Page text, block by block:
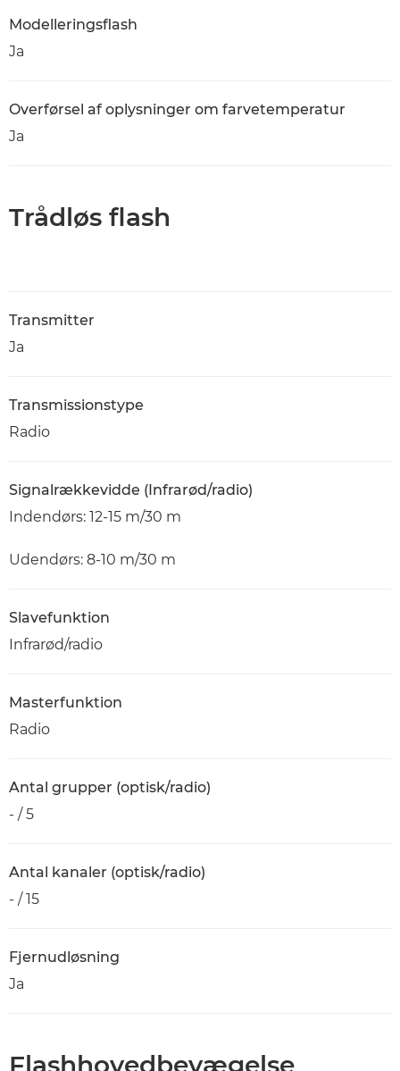
Modelleringsflash
Ja
Overførsel af oplysninger om farvetemperatur
Ja
Trådløs flash
Transmitter
Ja
Transmissionstype
Radio
Signalrækkevidde (Infrarød/radio)
Indendørs: 12-15 m/30 m
Udendørs: 8-10 m/30 m
Slavefunktion
Infrarød/radio
Masterfunktion
Radio
Antal grupper (optisk/radio)
- / 5
Antal kanaler (optisk/radio)
- / 15
Fjernudløsning
Ja
Flashhovedbevægelse